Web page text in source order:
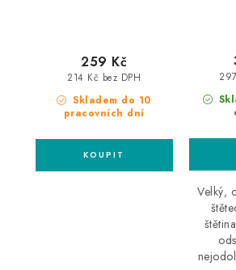
Skladem do 10
pracovních dní
214 Kč bez DPH
259 Kč
Velký,